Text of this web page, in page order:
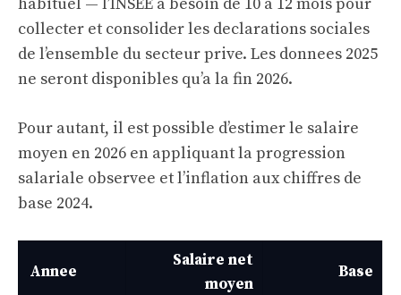
collecter et consolider les declarations sociales
de l’ensemble du secteur prive. Les donnees 2025
ne seront disponibles qu’a la fin 2026.
Pour autant, il est possible d’estimer le salaire
moyen en 2026 en appliquant la progression
salariale observee et l’inflation aux chiffres de
base 2024.
Annee
Salaire net
moyen
Base